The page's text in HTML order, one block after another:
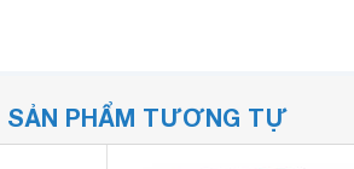
SẢN PHẨM TƯƠNG TỰ